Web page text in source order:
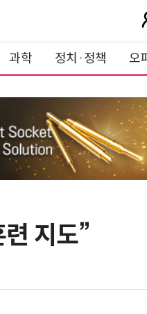
과학 정치·정책 오
지도”